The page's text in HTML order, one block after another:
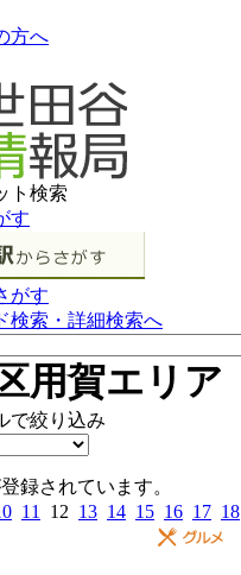
方へ
用賀エリア
録されています。
11 12 13 14 15 16 17 18